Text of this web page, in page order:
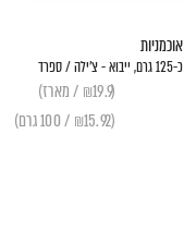
אוכמניות
כ-125 גרם, ייבוא - צ'ילה / ספרד
(₪19.9 / מארז)
(₪15.92 / 100 גרם)